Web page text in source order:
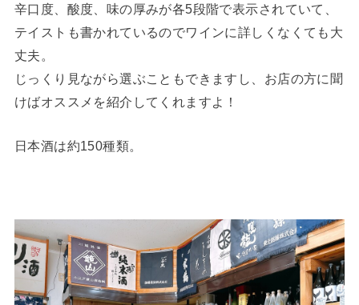
辛口度、酸度、味の厚みが各5段階で表示されていて、
テイストも書かれているのでワインに詳しくなくても大
丈夫。
じっくり見ながら選ぶこともできますし、お店の方に聞
けばオススメを紹介してくれますよ！
日本酒は約150種類。